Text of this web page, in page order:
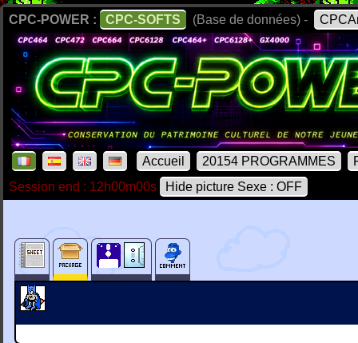
CPC-POWER : CPC-SOFTS (Base de données) -
Accueil 20154 PROGRAMMES
Session end : 12h00m00s
Hide picture Sexe : OFF